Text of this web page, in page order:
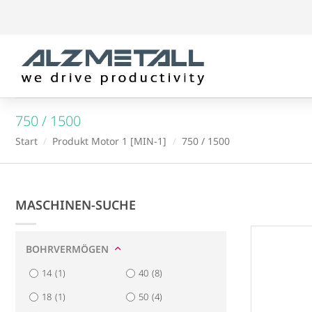
750 / 1500
Start / Produkt Motor 1 [MIN-1] / 750 / 1500
MASCHINEN-SUCHE
BOHRVERMÖGEN
14 (1)
18 (1)
40 (8)
50 (4)